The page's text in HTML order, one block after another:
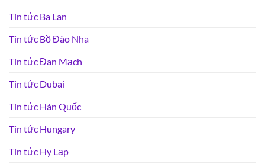
Tin tức Ba Lan
Tin tức Bồ Đào Nha
Tin tức Đan Mạch
Tin tức Dubai
Tin tức Hàn Quốc
Tin tức Hungary
Tin tức Hy Lạp